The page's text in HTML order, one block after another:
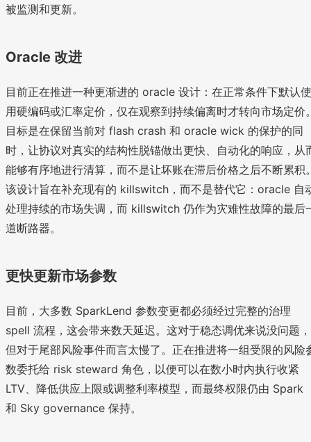
被监测和更新。
Oracle 改进
目前正在推进一种更渐进的 oracle 设计：在正常条件下默认使
用硬编码或汇率定价，仅在观察到持续偏离时才转向市场定价
目标是在保留当前对 flash crash 和 oracle wick 的保护的同
时，让协议对真实的结构性脱锚做出更快、自动化的响应，从
能够有序地进行清算，而不是让坏账在滞后价格之后不断累积
该设计旨在补充现有的 killswitch，而不是替代它：oracle 自
处理持续的市场失调，而 killswitch 仍作为灾难性故障的最后
道断路器。
更快更新市场参数
目前，大多数 SparkLend 参数变更都必须经过完整的治理
spell 流程，这会带来数天延迟。这对于稳态调优来说没问题，
但对于尾部风险事件而言太慢了。正在推进将一组受限的风险
数委托给 risk steward 角色，以便可以在数小时内执行收紧
LTV、降低供应上限或调整利率模型，而最终权限仍由 Spark
和 Sky governance 保持。